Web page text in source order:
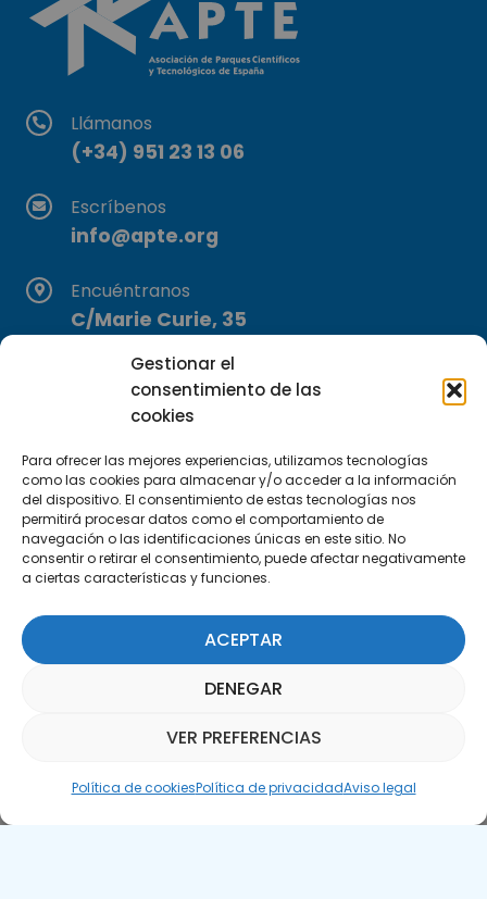
Gestionar el
consentimiento de las
cookies
Para ofrecer las mejores experiencias, utilizamos tecnologías
como las cookies para almacenar y/o acceder a la información
del dispositivo. El consentimiento de estas tecnologías nos
permitirá procesar datos como el comportamiento de
navegación o las identificaciones únicas en este sitio. No
consentir o retirar el consentimiento, puede afectar negativamente
a ciertas características y funciones.
ACEPTAR
DENEGAR
VER PREFERENCIAS
Política de cookiesPolítica de privacidadAviso legal
Llámanos
(+34) 951 23 13 06
Escríbenos
info@apte.org
Encuéntranos
C/Marie Curie, 35
Suscríbete a nuestra Newsletter
SUSCRÍBETE AQUÍ